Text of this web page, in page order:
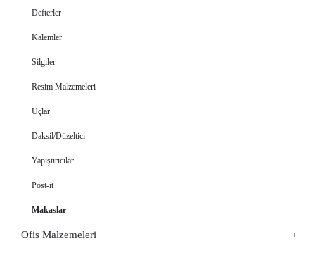
Defterler
Kalemler
Silgiler
Resim Malzemeleri
Uçlar
Daksil/Düzeltici
Yapıştırıcılar
Post-it
Makaslar
Ofis Malzemeleri